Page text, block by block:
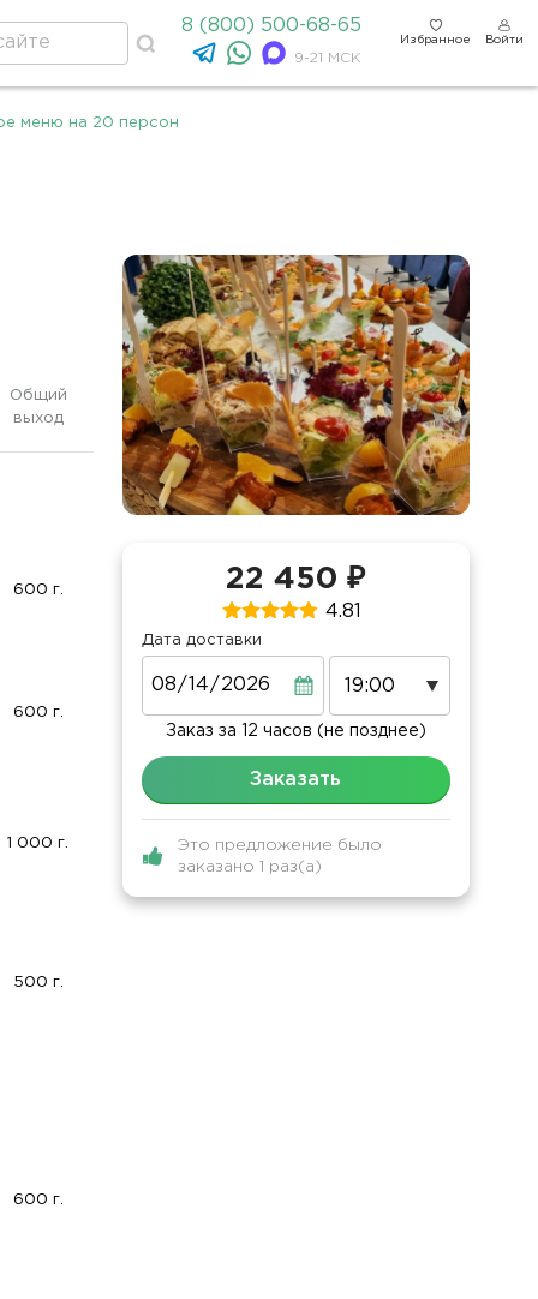
8 (800) 500-68-65
9-21 МСК
Избранное Войти
меню на 20 персон
Общий
выход
600 г.
600 г.
1 000 г.
500 г.
600 г.
22 450 ₽
4.81
Дата доставки
Заказ за 12 часов (не позднее)
Заказать
Это предложение было
заказано 1 раз(а)